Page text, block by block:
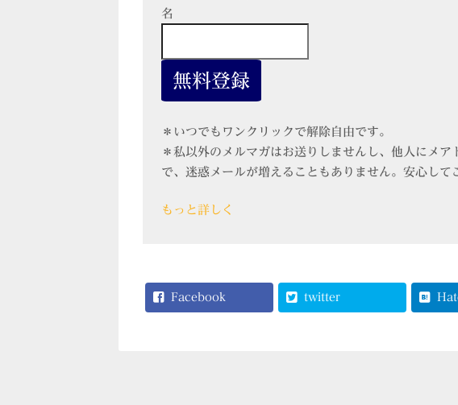
名
＊いつでもワンクリックで解除自由です。
＊私以外のメルマガはお送りしませんし、他人にメ
で、迷惑メールが増えることもありません。安心して
もっと詳しく
Facebook twitter